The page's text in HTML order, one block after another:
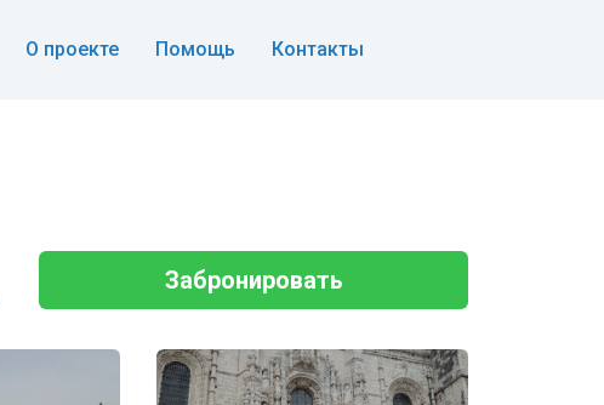
О проекте Помощь Контакты
Забронировать